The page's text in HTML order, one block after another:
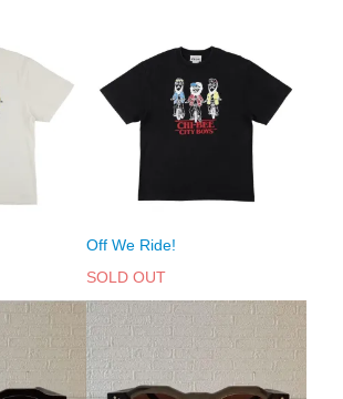
Off We Ride!
SOLD OUT